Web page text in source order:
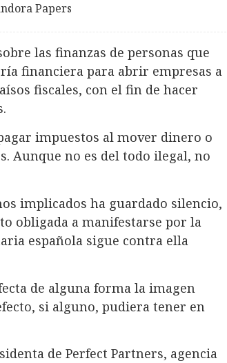
Papers
las finanzas de personas que
financiera para abrir empresas a
fiscales, con el fin de hacer
impuestos al mover dinero o
Aunque no es del todo ilegal, no
implicados ha guardado silencio,
obligada a manifestarse por la
española sigue contra ella
de alguna forma la imagen
si alguno, pudiera tener en
de Perfect Partners, agencia